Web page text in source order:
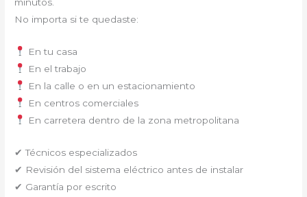
No importa si te quedaste:
En tu casa
En el trabajo
En la calle o en un estacionamiento
En centros comerciales
En carretera dentro de la zona metropolitana
✔ Técnicos especializados
✔ Revisión del sistema eléctrico antes de instalar
✔ Garantía por escrito